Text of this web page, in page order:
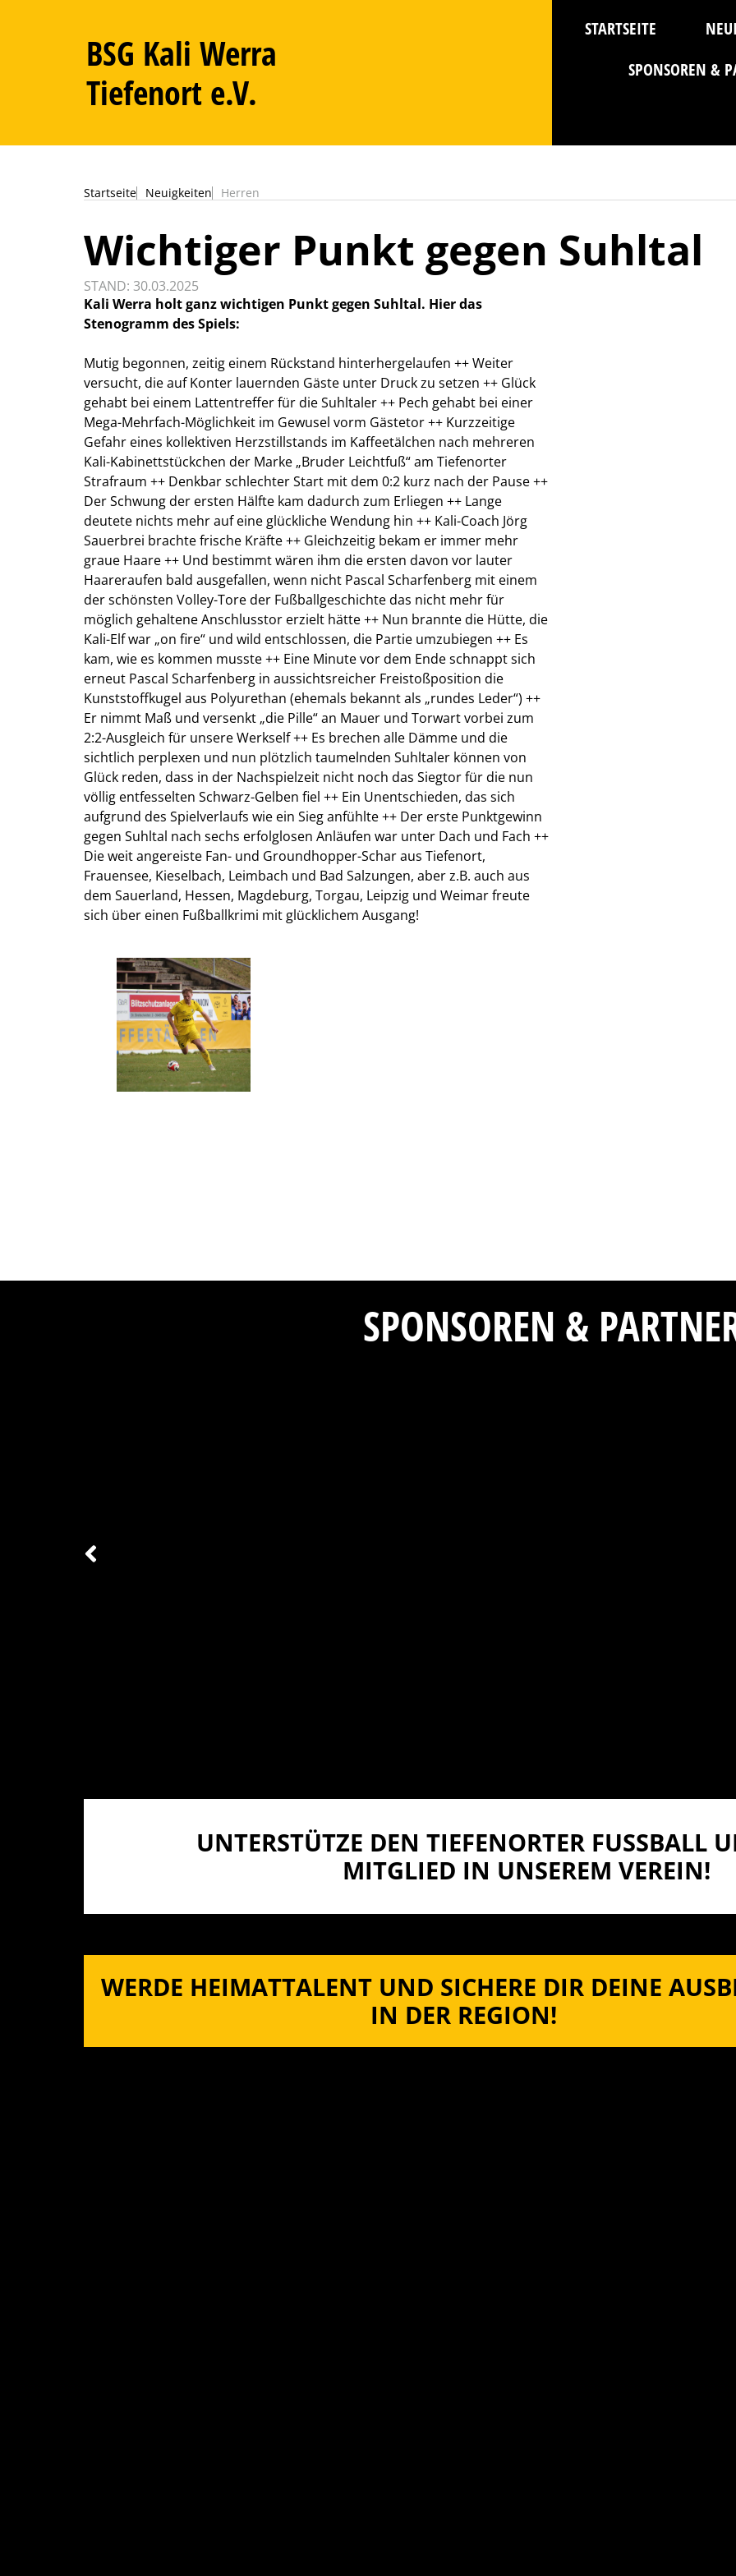
BSG Kali Werra
Tiefenort e.V.
STARTSEITE
SPONSOREN &
Startseite Neuigkeiten Herren
Wichtiger Punkt gegen Suhltal
STAND: 30.03.2025
Kali Werra holt ganz wichtigen Punkt gegen Suhltal. Hier das
Stenogramm des Spiels:
Mutig begonnen, zeitig einem Rückstand hinterhergelaufen ++ Weiter
versucht, die auf Konter lauernden Gäste unter Druck zu setzen ++ Glück
gehabt bei einem Lattentreffer für die Suhltaler ++ Pech gehabt bei einer
Mega-Mehrfach-Möglichkeit im Gewusel vorm Gästetor ++ Kurzzeitige
Gefahr eines kollektiven Herzstillstands im Kaffeetälchen nach mehreren
Kali-Kabinettstückchen der Marke „Bruder Leichtfuß“ am Tiefenorter
Strafraum ++ Denkbar schlechter Start mit dem 0:2 kurz nach der Pause ++
Der Schwung der ersten Hälfte kam dadurch zum Erliegen ++ Lange
deutete nichts mehr auf eine glückliche Wendung hin ++ Kali-Coach Jörg
Sauerbrei brachte frische Kräfte ++ Gleichzeitig bekam er immer mehr
graue Haare ++ Und bestimmt wären ihm die ersten davon vor lauter
Haareraufen bald ausgefallen, wenn nicht Pascal Scharfenberg mit einem
der schönsten Volley-Tore der Fußballgeschichte das nicht mehr für
möglich gehaltene Anschlusstor erzielt hätte ++ Nun brannte die Hütte, die
Kali-Elf war „on fire“ und wild entschlossen, die Partie umzubiegen ++ Es
kam, wie es kommen musste ++ Eine Minute vor dem Ende schnappt sich
erneut Pascal Scharfenberg in aussichtsreicher Freistoßposition die
Kunststoffkugel aus Polyurethan (ehemals bekannt als „rundes Leder“) ++
Er nimmt Maß und versenkt „die Pille“ an Mauer und Torwart vorbei zum
2:2-Ausgleich für unsere Werkself ++ Es brechen alle Dämme und die
sichtlich perplexen und nun plötzlich taumelnden Suhltaler können von
Glück reden, dass in der Nachspielzeit nicht noch das Siegtor für die nun
völlig entfesselten Schwarz-Gelben fiel ++ Ein Unentschieden, das sich
aufgrund des Spielverlaufs wie ein Sieg anfühlte ++ Der erste Punktgewinn
gegen Suhltal nach sechs erfolglosen Anläufen war unter Dach und Fach ++
Die weit angereiste Fan- und Groundhopper-Schar aus Tiefenort,
Frauensee, Kieselbach, Leimbach und Bad Salzungen, aber z.B. auch aus
dem Sauerland, Hessen, Magdeburg, Torgau, Leipzig und Weimar freute
sich über einen Fußballkrimi mit glücklichem Ausgang!
SPONSOREN &
UNTERSTÜTZE DEN TIEFENORTER FUSSBALL
ITGLIED IN UNSEREM VEREIN!
WERDE HEIMATTALENT UND SICHERE DIR DEINE
IN DER REGION!